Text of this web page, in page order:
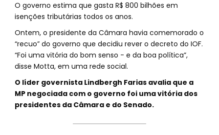
O governo estima que gasta R$ 800 bilhões em
isenções tributárias todos os anos.
Ontem, o presidente da Câmara havia comemorado o
“recuo” do governo que decidiu rever o decreto do IOF.
“Foi uma vitória do bom senso - e da boa política”,
disse Motta, em uma rede social.
O líder governista Lindbergh Farias avalia que a
MP negociada com o governo foi uma vitória dos
presidentes da Câmara e do Senado.